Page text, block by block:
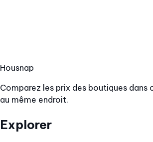
Housnap
Comparez les prix des boutiques dans
au même endroit.
Explorer